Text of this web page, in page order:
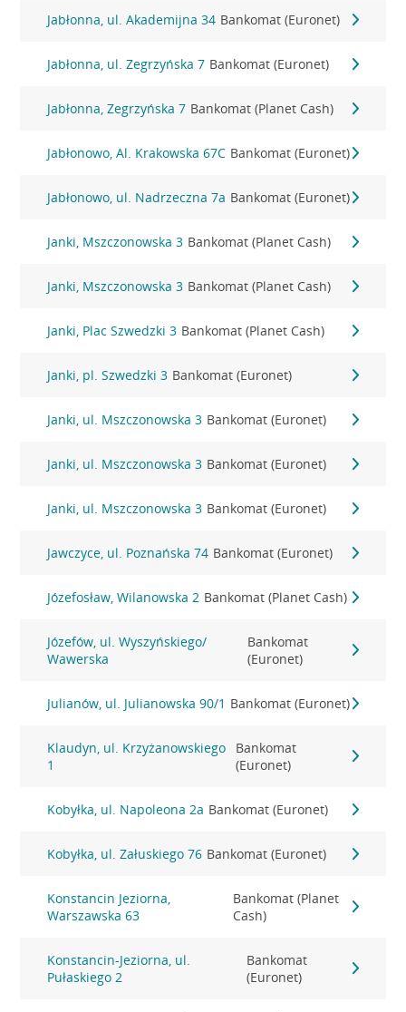
Jabłonna, ul. Akademijna 34 Bankomat (Euronet)
Jabłonna, ul. Zegrzyńska 7 Bankomat (Euronet)
Jabłonna, Zegrzyńska 7 Bankomat (Planet Cash)
Jabłonowo, Al. Krakowska 67C Bankomat (Euronet)
Jabłonowo, ul. Nadrzeczna 7a Bankomat (Euronet)
Janki, Mszczonowska 3 Bankomat (Planet Cash)
Janki, Mszczonowska 3 Bankomat (Planet Cash)
Janki, Plac Szwedzki 3 Bankomat (Planet Cash)
Janki, pl. Szwedzki 3 Bankomat (Euronet)
Janki, ul. Mszczonowska 3 Bankomat (Euronet)
Janki, ul. Mszczonowska 3 Bankomat (Euronet)
Janki, ul. Mszczonowska 3 Bankomat (Euronet)
Jawczyce, ul. Poznańska 74 Bankomat (Euronet)
Józefosław, Wilanowska 2 Bankomat (Planet Cash)
Józefów, ul. Wyszyńskiego/
Wawerska
Bankomat
(Euronet)
Julianów, ul. Julianowska 90/1 Bankomat (Euronet)
Klaudyn, ul. Krzyżanowskiego
1
Bankomat
(Euronet)
Kobyłka, ul. Napoleona 2a Bankomat (Euronet)
Kobyłka, ul. Załuskiego 76 Bankomat (Euronet)
Konstancin Jeziorna,
Warszawska 63
Bankomat (Planet
Cash)
Konstancin-Jeziorna, ul.
Pułaskiego 2
Bankomat
(Euronet)